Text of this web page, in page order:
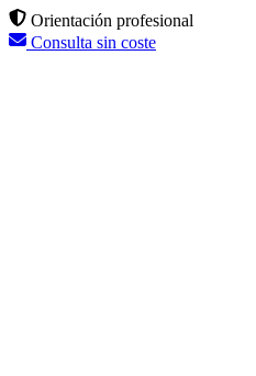
Orientación profesional
Consulta sin coste